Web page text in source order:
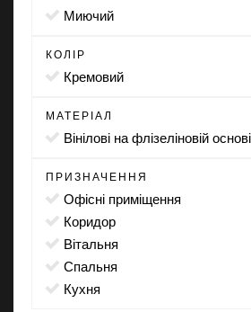
миючий
КОЛІР
кремовий
МАТЕРІАЛ
вінілові на флізеліновій основі
ПРИЗНАЧЕННЯ
офісні приміщення
коридор
вітальня
спальня
кухня